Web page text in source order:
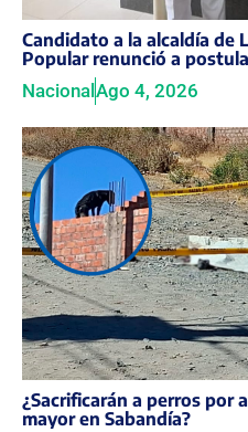
Candidato a la alcaldía de
Popular renunció a
NacionalAgo 4, 2026
¿Sacrificarán a perros por
mayor en Sabandía?